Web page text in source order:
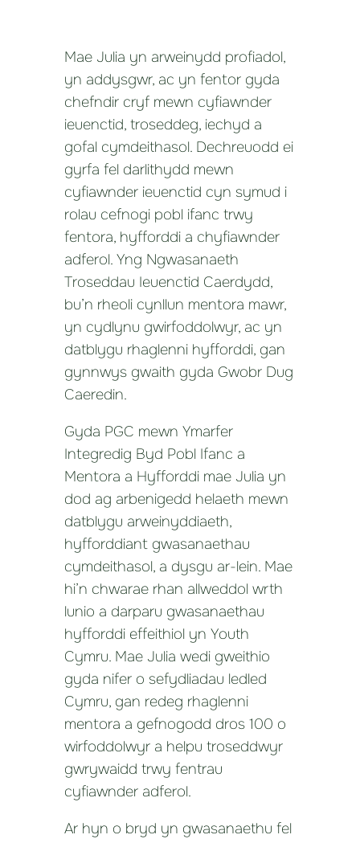
Mae Julia yn arweinydd profiadol,
yn addysgwr, ac yn fentor gyda
chefndir cryf mewn cyfiawnder
ieuenctid, troseddeg, iechyd a
gofal cymdeithasol. Dechreuodd ei
gyrfa fel darlithydd mewn
cyfiawnder ieuenctid cyn symud i
rolau cefnogi pobl ifanc trwy
fentora, hyfforddi a chyfiawnder
adferol. Yng Ngwasanaeth
Troseddau Ieuenctid Caerdydd,
bu’n rheoli cynllun mentora mawr,
yn cydlynu gwirfoddolwyr, ac yn
datblygu rhaglenni hyfforddi, gan
gynnwys gwaith gyda Gwobr Dug
Caeredin.
Gyda PGC mewn Ymarfer
Integredig Byd Pobl Ifanc a
Mentora a Hyfforddi mae Julia yn
dod ag arbenigedd helaeth mewn
datblygu arweinyddiaeth,
hyfforddiant gwasanaethau
cymdeithasol, a dysgu ar-lein. Mae
hi’n chwarae rhan allweddol wrth
lunio a darparu gwasanaethau
hyfforddi effeithiol yn Youth
Cymru. Mae Julia wedi gweithio
gyda nifer o sefydliadau ledled
Cymru, gan redeg rhaglenni
mentora a gefnogodd dros 100 o
wirfoddolwyr a helpu troseddwyr
gwrywaidd trwy fentrau
cyfiawnder adferol.
Ar hyn o bryd yn gwasanaethu fel